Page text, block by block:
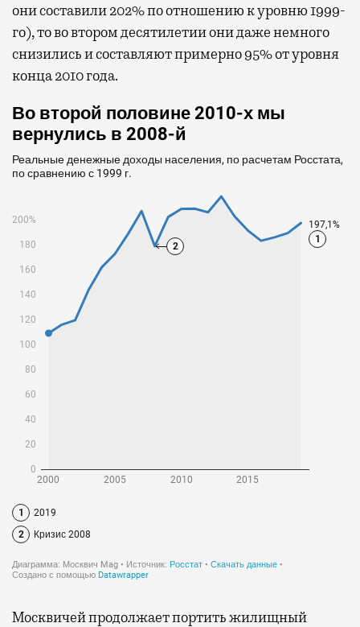
они составили 202% по отношению к уровню 1999-
го), то во втором десятилетии они даже немного
снизились и составляют примерно 95% от уровня
конца 2010 года.
Москвичей продолжает портить жилищный